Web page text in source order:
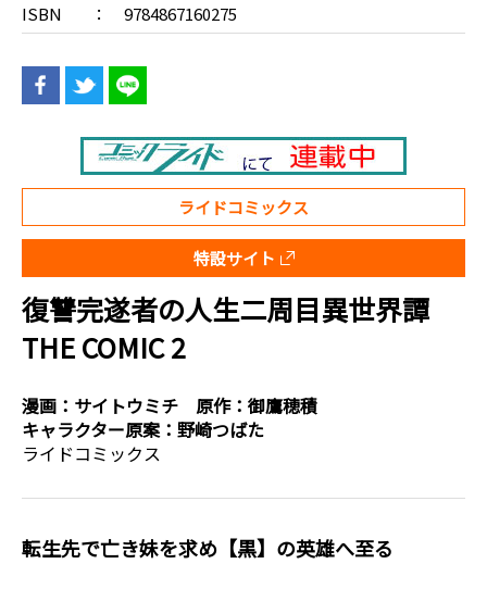
ISBN
9784867160275
ライドコミックス
特設サイト
復讐完遂者の人生二周目異世界譚
THE COMIC 2
漫画： サイトウミチ 原作： 御鷹穂積
キャラクター原案： 野崎つばた
ライドコミックス
転生先で亡き妹を求め【黒】の英雄へ至る――